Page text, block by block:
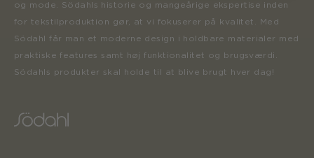
og mode. Södahls historie og mangeårige ekspertise inden
for tekstilproduktion gør, at vi fokuserer på kvalitet. Med
Södahl får man et moderne design i holdbare materialer med
praktiske features samt høj funktionalitet og brugsværdi.
Södahls produkter skal holde til at blive brugt hver dag!